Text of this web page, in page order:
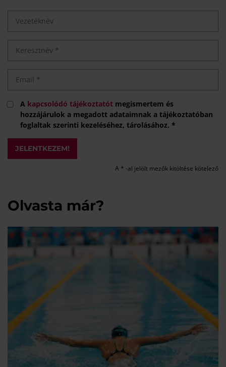
A kapcsolódó tájékoztatót megismertem és
hozzájárulok a megadott adataimnak a tájékoztatóban
foglaltak szerinti kezeléséhez, tárolásához. *
JELENTKEZEM!
A * -al jelölt mezők kitöltése kötelező
Olvasta már?